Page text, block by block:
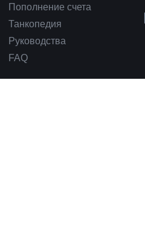
Пополнение счета
Танкопедия
Руководства
FAQ